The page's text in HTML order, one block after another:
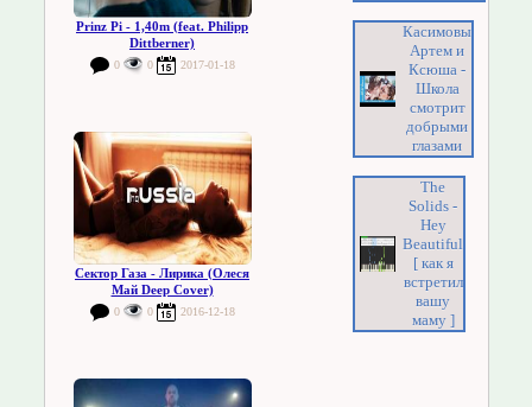
Prinz Pi - 1,40m (feat. Philipp
Dittberner)
0 0 2017-01-18
Сектор Газа - Лирика (Олеся
Май Deep Cover)
0 0 2016-12-18
Касимовы
Артем и
Ксюша -
Школа
смотрит
добрыми
глазами
The
Solids -
Hey
Beautiful
[ как я
встретил
вашу
маму ]